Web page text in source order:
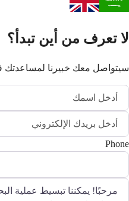
لا تعرف من أين تبدأ؟
سيتواصل معك خبيرنا لمساعدتك
Phone